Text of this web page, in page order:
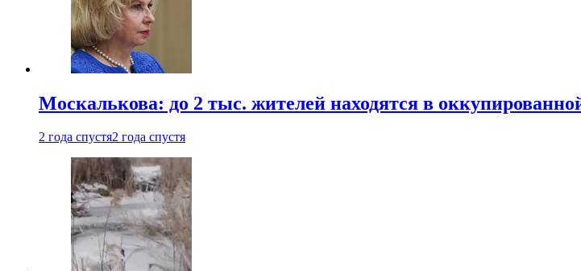
Москалькова: до 2 тыс. жителей находятся в
2 года спустя2 года спустя